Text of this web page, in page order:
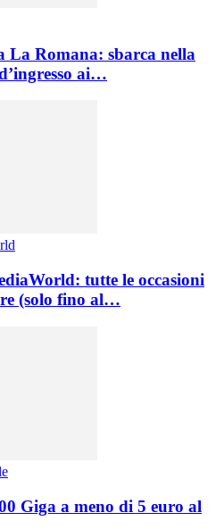
La Romana: sbarca nella
ai…
tutte le occasioni
(solo fino al…
Giga a meno di 5 euro al